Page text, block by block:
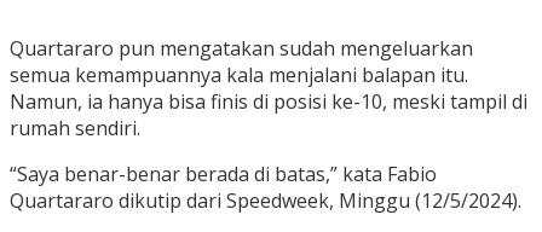
Quartararo pun mengatakan sudah mengeluarkan
semua kemampuannya kala menjalani balapan itu.
Namun, ia hanya bisa finis di posisi ke-10, meski tampil di
rumah sendiri.
“Saya benar-benar berada di batas,” kata Fabio
Quartararo dikutip dari Speedweek, Minggu (12/5/2024).